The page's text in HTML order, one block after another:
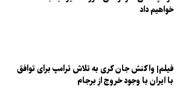
خواهیم داد
فیلم| واکنش جان کری به تلاش ترامپ برای توافق
با ایران با وجود خروج از برجام